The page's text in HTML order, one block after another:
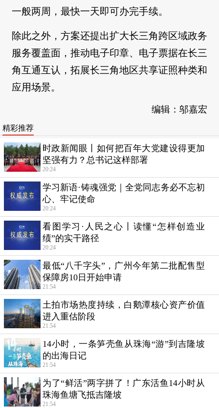
一般两周，最快一天即可办完手续。
除此之外，方案还提出扩大长三角跨区域政务
服务覆盖面，推动电子印章、电子票据在长三
角互通互认，拓展长三角地区共享证照种类和
应用场景。
编辑：邬嘉宏
精彩推荐